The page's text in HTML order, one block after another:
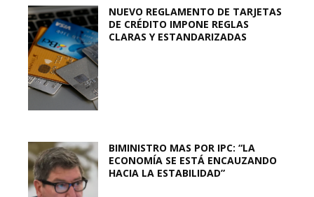
NUEVO REGLAMENTO DE TARJETAS
DE CRÉDITO IMPONE REGLAS
CLARAS Y ESTANDARIZADAS
BIMINISTRO MAS POR IPC: “LA
ECONOMÍA SE ESTÁ ENCAUZANDO
HACIA LA ESTABILIDAD”